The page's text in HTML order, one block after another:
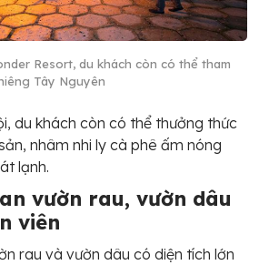
Resort, du khách còn có thể tham
Tây Nguyên
du khách còn có thể thưởng thức
nhâm nhi ly cà phê ấm nóng
lạnh.
vườn rau, vườn dâu
viên
rau và vườn dâu có diện tích lớn